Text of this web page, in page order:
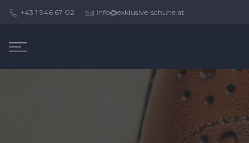
Zum
Inhalt
+43 1 946 67 02 info@exklusive-schuhe.at